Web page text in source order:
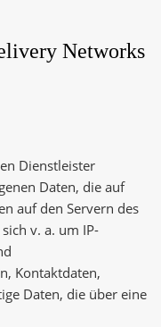
Networks
Dienstleister
Daten, die auf
auf den Servern des
v. a. um IP-
Kontaktdaten,
Daten, die über eine